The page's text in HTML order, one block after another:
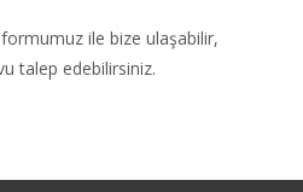
ile bize ulaşabilir,
talep edebilirsiniz.